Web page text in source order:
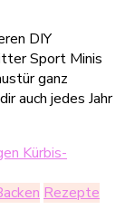
DIY
Sport Minis
ganz
auch jedes Jahr
Rezepte